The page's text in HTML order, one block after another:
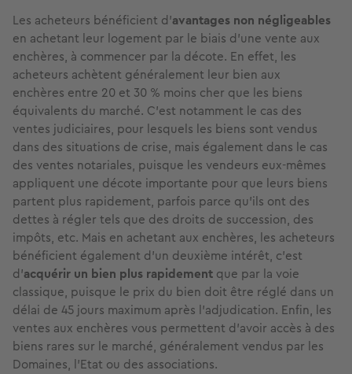
Les acheteurs bénéficient d’avantages non négligeables
en achetant leur logement par le biais d’une vente aux
enchères, à commencer par la décote. En effet, les
acheteurs achètent généralement leur bien aux
enchères entre 20 et 30 % moins cher que les biens
équivalents du marché. C’est notamment le cas des
ventes judiciaires, pour lesquels les biens sont vendus
dans des situations de crise, mais également dans le cas
des ventes notariales, puisque les vendeurs eux-mêmes
appliquent une décote importante pour que leurs biens
partent plus rapidement, parfois parce qu’ils ont des
dettes à régler tels que des droits de succession, des
impôts, etc. Mais en achetant aux enchères, les acheteurs
bénéficient également d’un deuxième intérêt, c’est
d’acquérir un bien plus rapidement que par la voie
classique, puisque le prix du bien doit être réglé dans un
délai de 45 jours maximum après l’adjudication. Enfin, les
ventes aux enchères vous permettent d’avoir accès à des
biens rares sur le marché, généralement vendus par les
Domaines, l’Etat ou des associations.